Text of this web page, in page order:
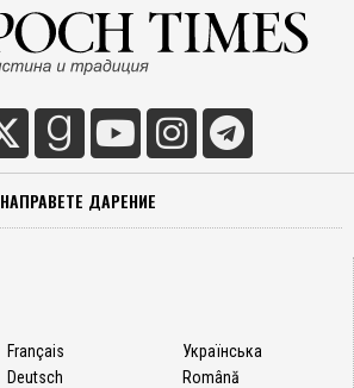
НАПРАВЕТЕ ДАРЕНИЕ
Français
Deutsch
Українська
Română